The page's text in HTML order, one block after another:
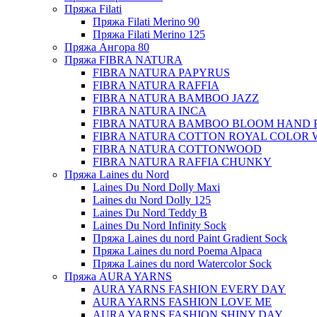
Пряжа Filati
Пряжа Filati Merino 90
Пряжа Filati Merino 125
Пряжа Ангора 80
Пряжа FIBRA NATURA
FIBRA NATURA PAPYRUS
FIBRA NATURA RAFFIA
FIBRA NATURA BAMBOO JAZZ
FIBRA NATURA INCA
FIBRA NATURA BAMBOO BLOOM HAND
FIBRA NATURA COTTON ROYAL COLOR
FIBRA NATURA COTTONWOOD
FIBRA NATURA RAFFIA CHUNKY
Пряжа Laines du Nord
Laines Du Nord Dolly Maxi
Laines du Nord Dolly 125
Laines Du Nord Teddy B
Laines Du Nord Infinity Sock
Пряжа Laines du nord Paint Gradient Sock
Пряжа Laines du nord Poema Alpaca
Пряжа Laines du nord Watercolor Sock
Пряжа AURA YARNS
AURA YARNS FASHION EVERY DAY
AURA YARNS FASHION LOVE ME
AURA YARNS FASHION SHINY DAY